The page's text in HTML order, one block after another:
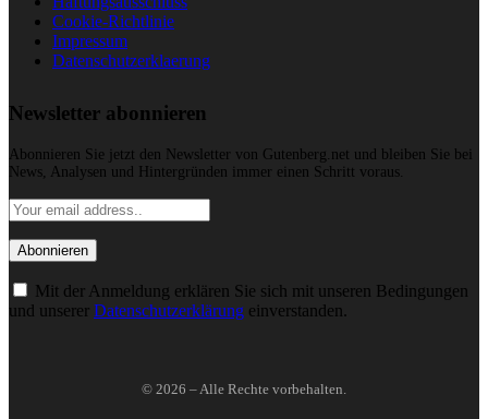
Cookie-Richtlinie
Impressum
Datenschutzerklaerung
Newsletter abonnieren
Abonnieren Sie jetzt den Newsletter von Gutenberg.net und bleiben Sie bei
News, Analysen und Hintergründen immer einen Schritt voraus.
Mit der Anmeldung erklären Sie sich mit unseren Bedingungen
und unserer Datenschutzerklärung einverstanden.
© 2026 – Alle Rechte vorbehalten.